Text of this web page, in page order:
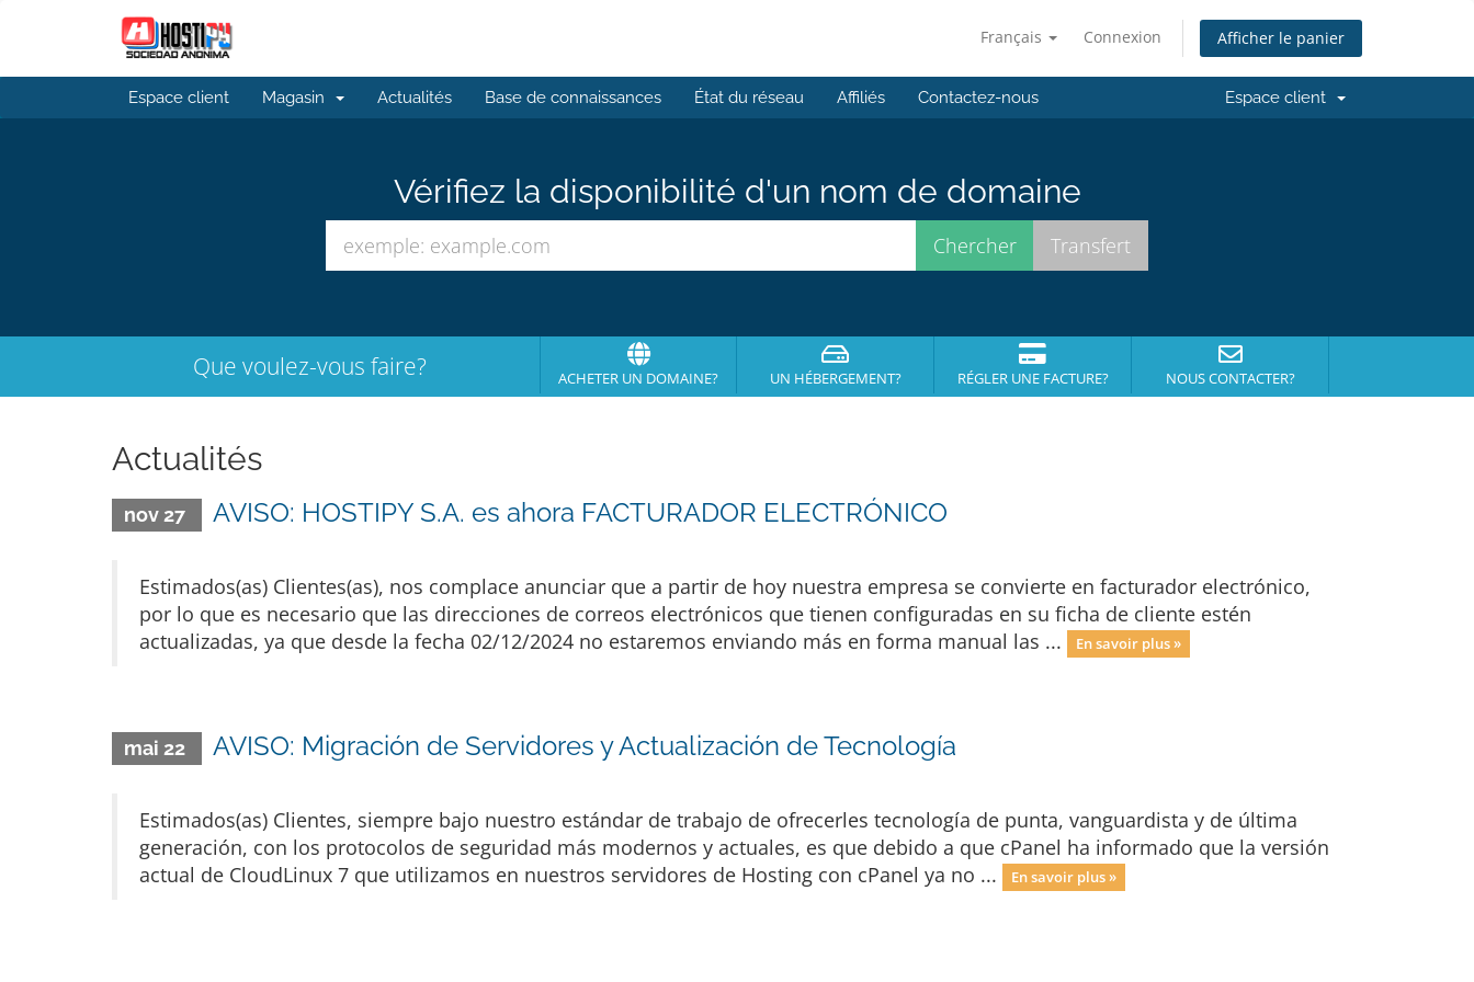
Français Connexion Afficher le panier
Espace client Magasin Actualités Base de connaissances État du réseau Affiliés Contactez-nous Espace client
Vérifiez la disponibilité d'un nom de domaine
Que voulez-vous faire? ACHETER UN DOMAINE? UN HÉBERGEMENT? RÉGLER UNE FACTURE? NOUS CONTACTER?
Actualités
nov 27 AVISO: HOSTIPY S.A. es ahora FACTURADOR ELECTRÓNICO
Estimados(as) Clientes(as), nos complace anunciar que a partir de hoy nuestra empresa se convierte en facturador electrónico,
por lo que es necesario que las direcciones de correos electrónicos que tienen configuradas en su ficha de cliente estén
actualizadas, ya que desde la fecha 02/12/2024 no estaremos enviando más en forma manual las ...
En savoir plus »
mai 22 AVISO: Migración de Servidores y Actualización de Tecnología
Estimados(as) Clientes, siempre bajo nuestro estándar de trabajo de ofrecerles tecnología de punta, vanguardista y de última
generación, con los protocolos de seguridad más modernos y actuales, es que debido a que cPanel ha informado que la versión
actual de CloudLinux 7 que utilizamos en nuestros servidores de Hosting con cPanel ya no ...
En savoir plus »